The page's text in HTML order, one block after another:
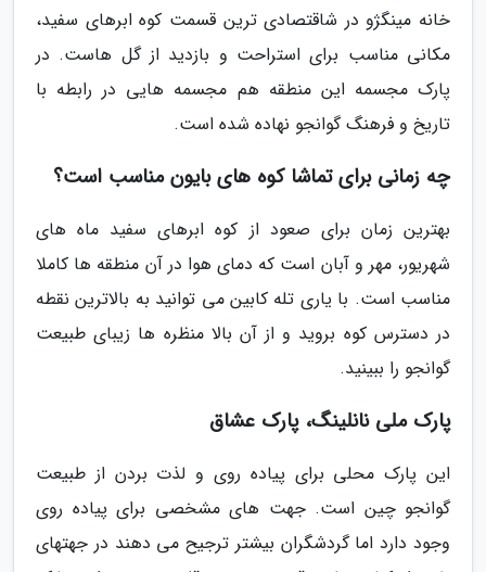
خانه مینگژو در شاقتصادی ترین قسمت کوه ابرهای سفید،
مکانی مناسب برای استراحت و بازدید از گل هاست. در
پارک مجسمه این منطقه هم مجسمه هایی در رابطه با
تاریخ و فرهنگ گوانجو نهاده شده است.
چه زمانی برای تماشا کوه های بایون مناسب است؟
بهترین زمان برای صعود از کوه ابرهای سفید ماه های
شهریور، مهر و آبان است که دمای هوا در آن منطقه ها کاملا
مناسب است. با یاری تله کابین می توانید به بالاترین نقطه
در دسترس کوه بروید و از آن بالا منظره ها زیبای طبیعت
گوانجو را ببینید.
پارک ملی نانلینگ، پارک عشاق
این پارک محلی برای پیاده روی و لذت بردن از طبیعت
گوانجو چین است. جهت های مشخصی برای پیاده روی
وجود دارد اما گردشگران بیشتر ترجیح می دهند در جهتهای